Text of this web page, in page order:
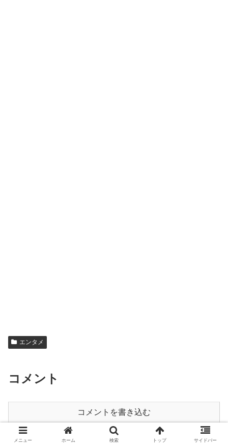
エンタメ
コメント
コメントを書き込む
ホーム エンタメ
メニュー ホーム 検索 トップ サイドバー